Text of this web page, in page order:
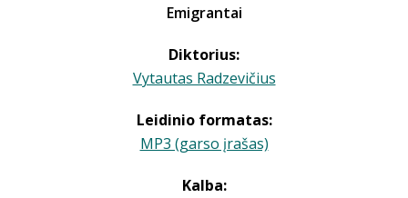
Emigrantai
Diktorius:
Vytautas Radzevičius
Leidinio formatas:
MP3 (garso įrašas)
Kalba: